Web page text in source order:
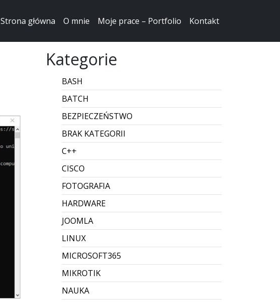
Strona główna O mnie Moje prace – Portfolio Kontakt
Kategorie
BASH
BATCH
BEZPIECZEŃSTWO
BRAK KATEGORII
C++
CISCO
FOTOGRAFIA
HARDWARE
JOOMLA
LINUX
MICROSOFT365
MIKROTIK
NAUKA